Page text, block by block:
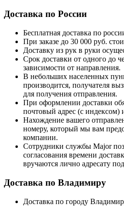
Доставка по России
Бесплатная доставка по
При заказе до 30 000 руб.
Доставку из рук в руки
Срок доставки от одного до
зависимости от направления.
В небольших населенных
производится, получателя
для получения отправления.
При оформлении доставки
почтовый адрес (с индексом)
Нахождение вашего
номеру, который мы вам
компании.
Сотрудники службы Major
согласования времени
вручаются лично адресату
Доставка по Владимиру
Доставка по городу